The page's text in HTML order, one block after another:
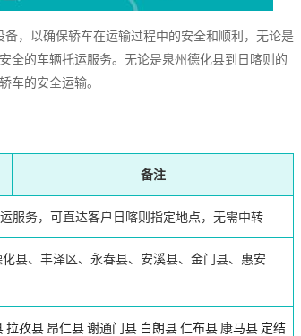
，以确保轿车在运输过程中的安全和顺利，无论是
全的车辆托运服务。无论是泉州德化县到日喀则的
车的安全运输。
备注
服务，可直达客户日喀则指定地点，无需中转
县、丰泽区、永春县、安溪县、金门县、惠安
拉孜县 昂仁县谢通门县 白朗县仁布县 康马县 定结